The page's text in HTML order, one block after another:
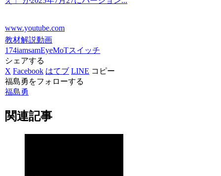
www.youtube.com
教材解説動画
174iamsamEyeMoTスイッチ
シェアする
X Facebook はてブ LINE コピー
福島勇をフォローする
福島勇
関連記事